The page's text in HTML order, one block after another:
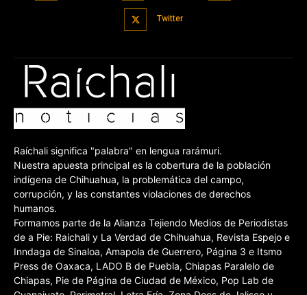
Twitter
Raíchali significa "palabra" en lengua rarámuri.
Nuestra apuesta principal es la cobertura de la población
indígena de Chihuahua, la problemática del campo,
corrupción, y las constantes violaciones de derechos
humanos.
Formamos parte de la Alianza Tejiendo Medios de Periodistas
de a Pie: Raichali y La Verdad de Chihuahua, Revista Espejo e
Inndaga de Sinaloa, Amapola de Guerrero, Página 3 e Itsmo
Press de Oaxaca, LADO B de Puebla, Chiapas Paralelo de
Chiapas, Pie de Página de Ciudad de México, Pop Lab de